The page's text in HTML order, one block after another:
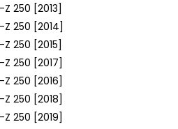
Z 250 [2013]
Z 250 [2014]
Z 250 [2015]
Z 250 [2017]
Z 250 [2016]
Z 250 [2018]
Z 250 [2019]